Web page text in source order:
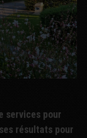
services pour
résultats pour